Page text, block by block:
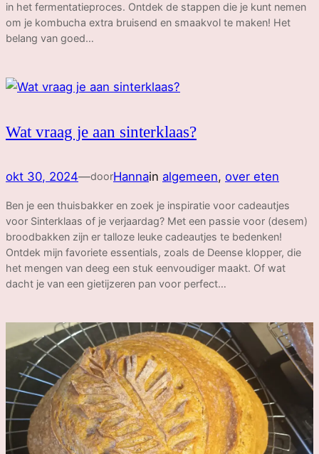
in het fermentatieproces. Ontdek de stappen die je kunt nemen
om je kombucha extra bruisend en smaakvol te maken! Het
belang van goed…
Wat vraag je aan sinterklaas?
okt 30, 2024—doorHannain algemeen, over eten
Ben je een thuisbakker en zoek je inspiratie voor cadeautjes
voor Sinterklaas of je verjaardag? Met een passie voor (desem)
broodbakken zijn er talloze leuke cadeautjes te bedenken!
Ontdek mijn favoriete essentials, zoals de Deense klopper, die
het mengen van deeg een stuk eenvoudiger maakt. Of wat
dacht je van een gietijzeren pan voor perfect…